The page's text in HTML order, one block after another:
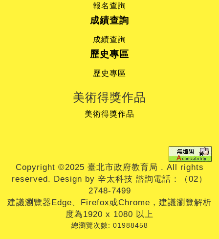
報名查詢
成績查詢
成績查詢
歷史專區
歷史專區
美術得獎作品
美術得獎作品
Copyright ©2025 臺北市政府教育局 . All rights
reserved. Design by 辛太科技 諮詢電話：（02）
2748-7499
建議瀏覽器Edge、Firefox或Chrome，建議瀏覽解析
度為1920 x 1080 以上
總瀏覽次數: 01988458